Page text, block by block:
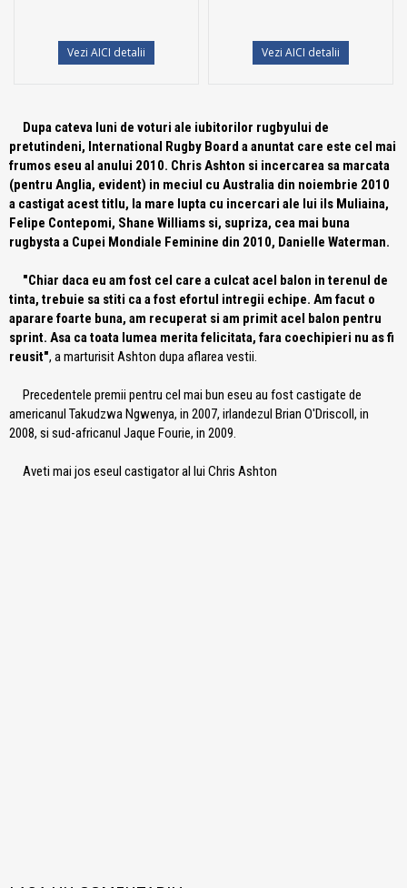
Vezi AICI detalii Vezi AICI detalii
Dupa cateva luni de voturi ale iubitorilor rugbyului de
pretutindeni, International Rugby Board a anuntat care este cel mai
frumos eseu al anului 2010. Chris Ashton si incercarea sa marcata
(pentru Anglia, evident) in meciul cu Australia din noiembrie 2010
a castigat acest titlu, la mare lupta cu incercari ale lui ils Muliaina,
Felipe Contepomi, Shane Williams si, supriza, cea mai buna
rugbysta a Cupei Mondiale Feminine din 2010, Danielle Waterman.
"Chiar daca eu am fost cel care a culcat acel balon in terenul de
tinta, trebuie sa stiti ca a fost efortul intregii echipe. Am facut o
aparare foarte buna, am recuperat si am primit acel balon pentru
sprint. Asa ca toata lumea merita felicitata, fara coechipieri nu as fi
reusit", a marturisit Ashton dupa aflarea vestii.
Precedentele premii pentru cel mai bun eseu au fost castigate de
americanul Takudzwa Ngwenya, in 2007, irlandezul Brian O'Driscoll, in
2008, si sud-africanul Jaque Fourie, in 2009.
Aveti mai jos eseul castigator al lui Chris Ashton